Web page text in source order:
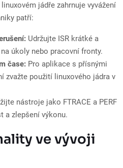
jádře zahrnuje vyvážení
patří:
Udržujte ISR krátké a
úkoly nebo pracovní fronty.
čase: Pro aplikace s přísnými
zvažte použití linuxového jádra v
nástroje jako FTRACE a PERF
a zlepšení výkonu.
ve vývoji